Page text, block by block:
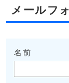
メールフ
名前